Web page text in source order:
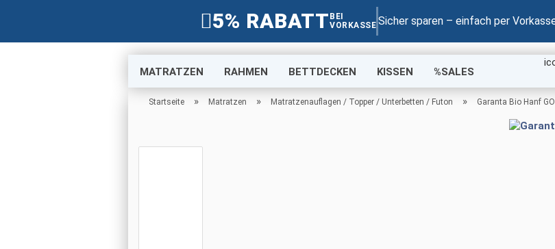
5% RABATTBEI
VORKASSE Sicher sparen – einfach per
MATRATZEN RAHMEN BETTDECKEN KISSEN %SALES
Startseite » Matratzen » Matratzenauflagen / Topper / Unterbetten / Futon » Garanta Bio Hanf